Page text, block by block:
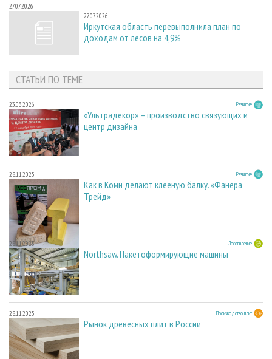
27.07.2026
27.07.2026
Иркутская область перевыполнила план по
доходам от лесов на 4,9%
СТАТЬИ ПО ТЕМЕ
23.03.2026 Развитие
«Ультрадекор» – производство связующих и
центр дизайна
28.11.2025 Развитие
Как в Коми делают клееную балку. «Фанера
Трейд»
28.11.2025 Лесопиление
Northsaw. Пакетоформирующие машины
28.11.2025 Производство плит
Рынок древесных плит в России